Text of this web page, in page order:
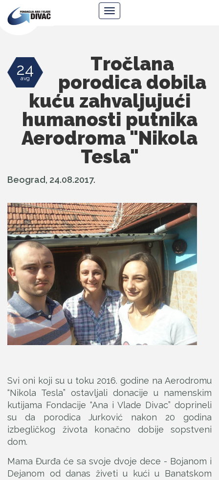
Ana
Navigacija
24
avg
Tročlana
porodica dobila
kuću zahvaljujući
humanosti putnika
Aerodroma "Nikola
Tesla"
Beograd, 24.08.2017.
Svi oni koji su u toku 2016. godine na Aerodromu
“Nikola Tesla” ostavljali donacije u namenskim
kutijama Fondacije “Ana i Vlade Divac” doprineli
su da porodica Jurković nakon 20 godina
izbegličkog života konačno dobije sopstveni
dom.
Mama Đurđa će sa svoje dvoje dece - Bojanom i
Dejanom od danas živeti u kući u Banatskom